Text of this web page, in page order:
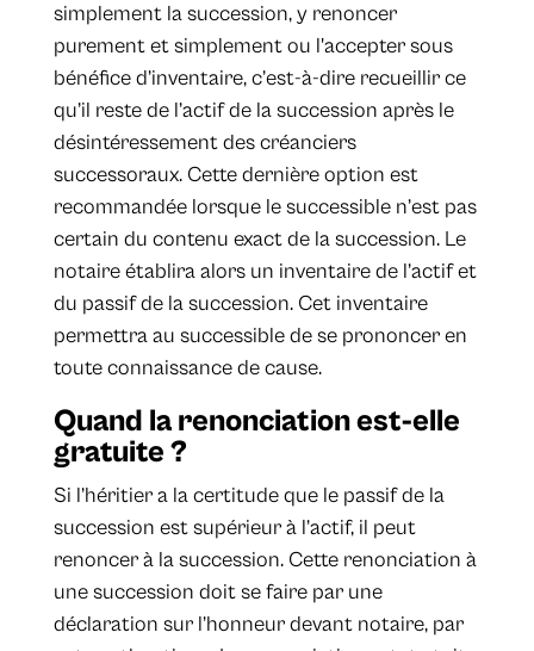
simplement la succession, y renoncer
purement et simplement ou l'accepter sous
bénéfice d’inventaire, c’est-à-dire recueillir ce
qu’il reste de l’actif de la succession après le
désintéressement des créanciers
successoraux. Cette dernière option est
recommandée lorsque le successible n’est pas
certain du contenu exact de la succession. Le
notaire établira alors un inventaire de l’actif et
du passif de la succession. Cet inventaire
permettra au successible de se prononcer en
toute connaissance de cause.
Quand la renonciation est-elle
gratuite ?
Si l’héritier a la certitude que le passif de la
succession est supérieur à l’actif, il peut
renoncer à la succession. Cette renonciation à
une succession doit se faire par une
déclaration sur l’honneur devant notaire, par